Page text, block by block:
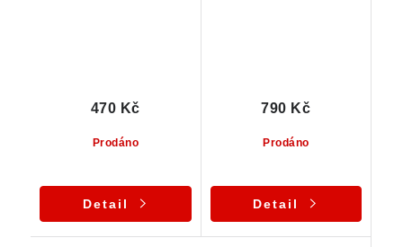
Prodáno
470 Kč
Detail
Prodáno
790 Kč
Detail